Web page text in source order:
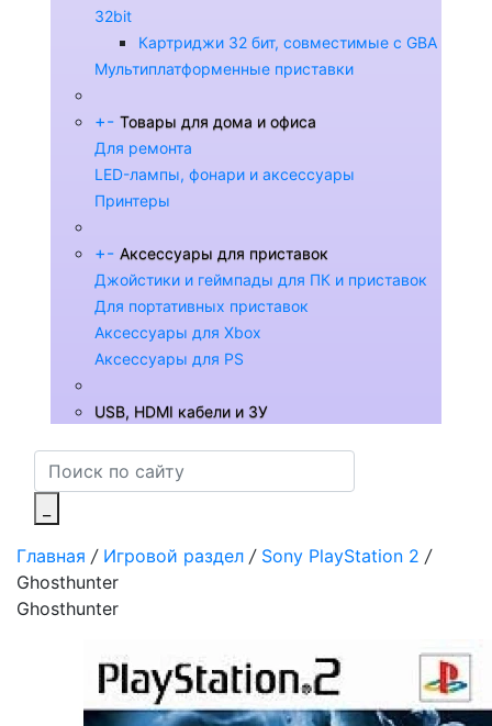
32bit
Картриджи 32 бит, совместимые с GBA
Мультиплатформенные приставки
+- Товары для дома и офиса
Для ремонта
LED-лампы, фонари и аксессуары
Принтеры
+- Аксессуары для приставок
Джойстики и геймпады для ПК и приставок
Для портативных приставок
Аксессуары для Xbox
Аксессуары для PS
USB, HDMI кабели и ЗУ
Главная / Игровой раздел / Sony PlayStation 2 /
Ghosthunter
Ghosthunter